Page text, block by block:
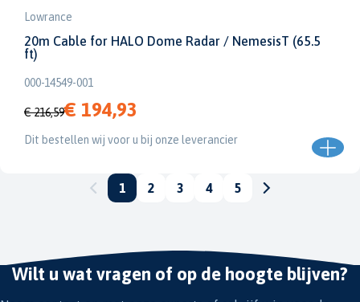
Lowrance
20m Cable for HALO Dome Radar / NemesisT (65.5
ft)
000-14549-001
€ 216,59€ 194,93
Dit bestellen wij voor u bij onze leverancier
1 2 3 4 5
Wilt u wat vragen of op de hoogte blijven?